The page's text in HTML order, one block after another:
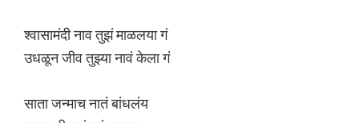
श्वासामंदी नाव तुझं माळलया गं
उधळून जीव तुझ्या नावं केला गं
साता जन्माच नातं बांधलंय